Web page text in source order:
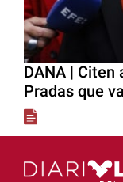
DANA | Citen
Pradas que